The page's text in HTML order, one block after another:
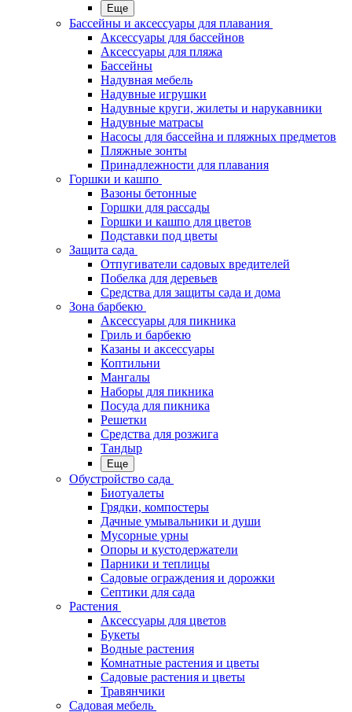
Еще
Бассейны и аксессуары для плавания
Аксессуары для бассейнов
Аксессуары для пляжа
Бассейны
Надувная мебель
Надувные игрушки
Надувные круги, жилеты и нарукавники
Надувные матрасы
Насосы для бассейна и пляжных предметов
Пляжные зонты
Принадлежности для плавания
Горшки и кашпо
Вазоны бетонные
Горшки для рассады
Горшки и кашпо для цветов
Подставки под цветы
Защита сада
Отпугиватели садовых вредителей
Побелка для деревьев
Средства для защиты сада и дома
Зона барбекю
Аксессуары для пикника
Гриль и барбекю
Казаны и аксессуары
Коптильни
Мангалы
Наборы для пикника
Посуда для пикника
Решетки
Средства для розжига
Тандыр
Еще
Обустройство сада
Биотуалеты
Грядки, компостеры
Дачные умывальники и души
Мусорные урны
Опоры и кустодержатели
Парники и теплицы
Садовые ограждения и дорожки
Септики для сада
Растения
Аксессуары для цветов
Букеты
Водные растения
Комнатные растения и цветы
Садовые растения и цветы
Травянчики
Садовая мебель